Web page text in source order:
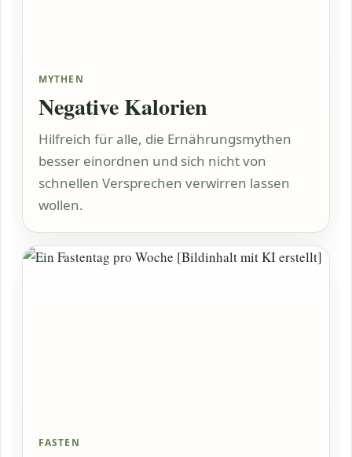
MYTHEN
Negative Kalorien
Hilfreich für alle, die Ernährungsmythen
besser einordnen und sich nicht von
schnellen Versprechen verwirren lassen
wollen.
FASTEN